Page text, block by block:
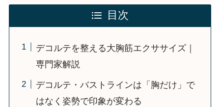
目次
デコルテを整える大胸筋エクササイズ｜
専門家解説
デコルテ・バストラインは「胸だけ」で
はなく姿勢で印象が変わる